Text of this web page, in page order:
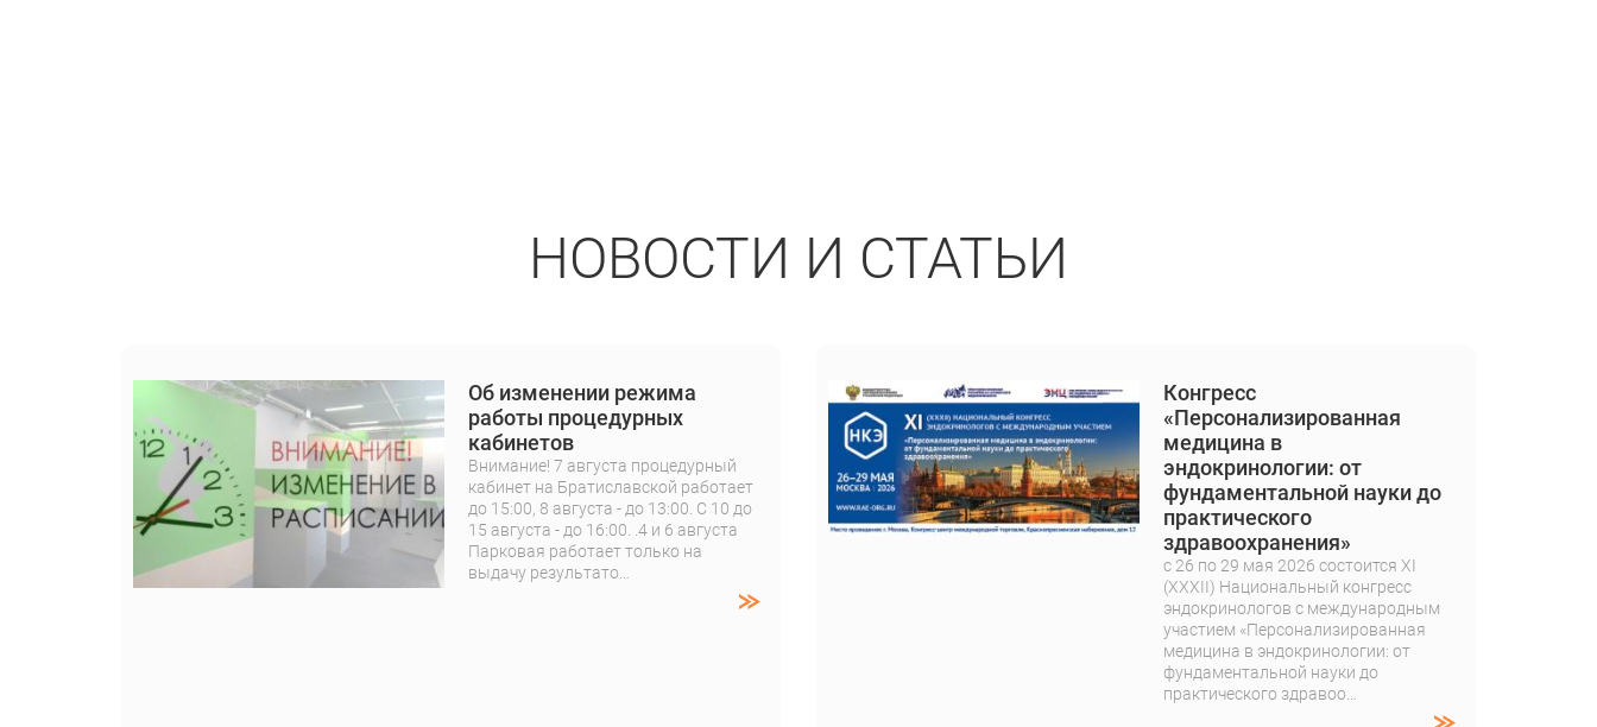
НОВОСТИ И СТАТЬИ
Об изменении режима
работы процедурных
кабинетов
Внимание! 7 августа процедурный
кабинет на Братиславской работает
до 15:00, 8 августа - до 13:00. С 10 до
15 августа - до 16:00. .4 и 6 августа
Парковая работает только на
выдачу результато…
Конгресс
«Персонализированная
медицина в
эндокринологии: от
фундаментальной науки до
практического
здравоохранения»
с 26 по 29 мая 2026 состоится XI
(XXXII) Национальный конгресс
эндокринологов с международным
участием «Персонализированная
медицина в эндокринологии: от
фундаментальной науки до
практического здравоо…